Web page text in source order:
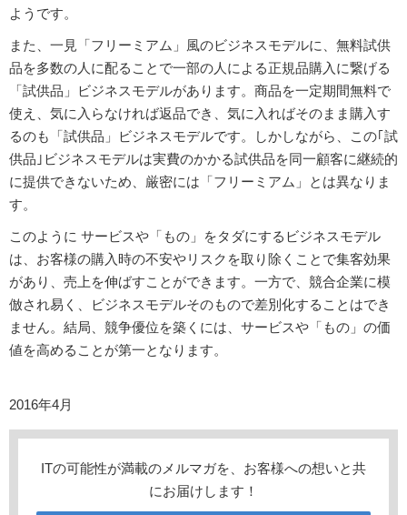
ようです。
また、一見「フリーミアム」風のビジネスモデルに、無料試供
品を多数の人に配ることで一部の人による正規品購入に繋げる
「試供品」ビジネスモデルがあります。商品を一定期間無料で
使え、気に入らなければ返品でき、気に入ればそのまま購入す
るのも「試供品」ビジネスモデルです。しかしながら、この｢試
供品｣ビジネスモデルは実費のかかる試供品を同一顧客に継続的
に提供できないため、厳密には「フリーミアム」とは異なりま
す。
このように サービスや「もの」をタダにするビジネスモデル
は、お客様の購入時の不安やリスクを取り除くことで集客効果
があり、売上を伸ばすことができます。一方で、競合企業に模
倣され易く、ビジネスモデルそのもので差別化することはでき
ません。結局、競争優位を築くには、サービスや「もの」の価
値を高めることが第一となります。
2016年4月
ITの可能性が満載のメルマガを、お客様への想いと共
にお届けします！